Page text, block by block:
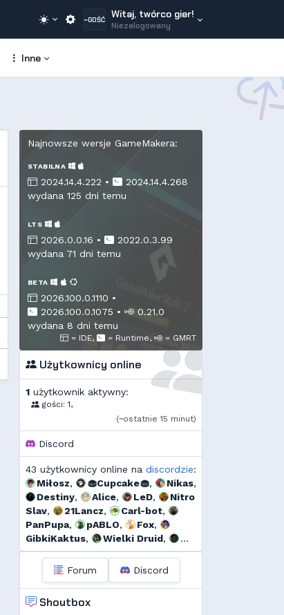
~GOŚĆ Witaj, twórco gier!
Niezalogowany
Inne
Najnowsze wersje GameMakera:
STABILNA
2024.14.4.222 •
2024.14.4.268
wydana 125 dni temu
LTS
2026.0.0.16 •
2022.0.3.99
wydana 71 dni temu
BETA
2026.100.0.1110 •
2026.100.0.1075 •
0.21.0
wydana 8 dni temu
= IDE, = Runtime, = GMRT
Użytkownicy online
1 użytkownik aktywny:
gości: 1,
(~ostatnie 15 minut)
Discord
43 użytkownicy online na discordzie:
Miłosz, 🧁Cupcake🧁, Nikas,
Destiny, Alice, LeD,
Nitro
Slav, 21Lancz, Carl-bot,
PanPupa, pABLO, Fox,
GibkiKaktus, Wielki Druid,
Notalostshiter, GMRussell,
, fervi Threef Uzjel
s..., Murrri, yazaa, Dyno
szmalu, Korodzik
Forum Discord
Shoutbox